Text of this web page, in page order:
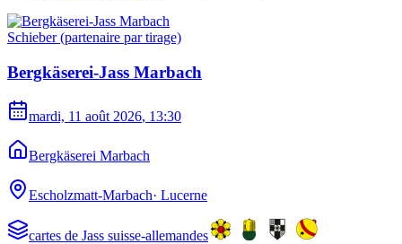
Schieber (partenaire par tirage)
Bergkäserei-Jass Marbach
mardi, 11 août 2026, 13:30
Bergkäserei Marbach
Escholzmatt-Marbach· Lucerne
cartes de Jass suisse-allemandes